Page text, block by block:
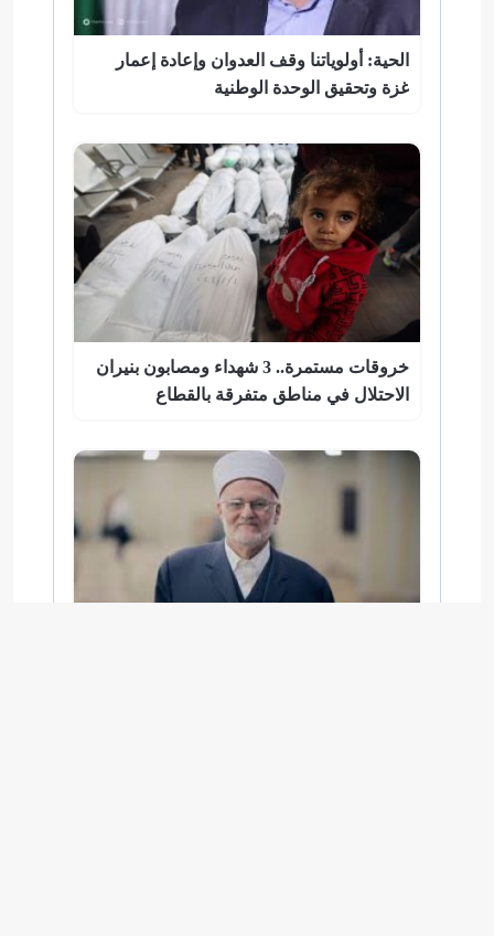
الحية: أولوياتنا وقف العدوان وإعادة إعمار
غزة وتحقيق الوحدة الوطنية
خروقات مستمرة.. 3 شهداء ومصابون بنيران
الاحتلال في مناطق متفرقة بالقطاع